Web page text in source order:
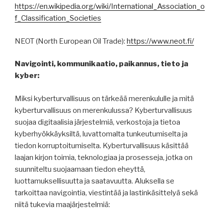
https://en.wikipedia.org/wiki/International_Association_o
f_Classification_Societies
NEOT (North European Oil Trade): https://www.neot.fi/
Navigointi, kommunikaatio, paikannus, tieto ja
kyber:
Miksi kyberturvallisuus on tärkeää merenkululle ja mitä
kyberturvallisuus on merenkulussa? Kyberturvallisuus
suojaa digitaalisia järjestelmiä, verkostoja ja tietoa
kyberhyökkäyksiltä, luvattomalta tunkeutumiselta ja
tiedon korruptoitumiselta. Kyberturvallisuus käsittää
laajan kirjon toimia, teknologiaa ja prosesseja, jotka on
suunniteltu suojaamaan tiedon eheyttä,
luottamuksellisuutta ja saatavuutta. Aluksella se
tarkoittaa navigointia, viestintää ja lastinkäsittelyä sekä
niitä tukevia maajärjestelmiä: